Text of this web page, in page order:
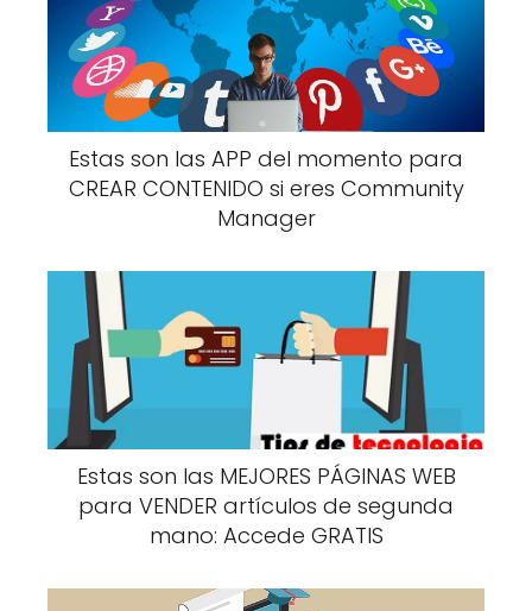
Estas son las APP del momento para
CREAR CONTENIDO si eres Community
Manager
Estas son las MEJORES PÁGINAS WEB
para VENDER artículos de segunda
mano: Accede GRATIS